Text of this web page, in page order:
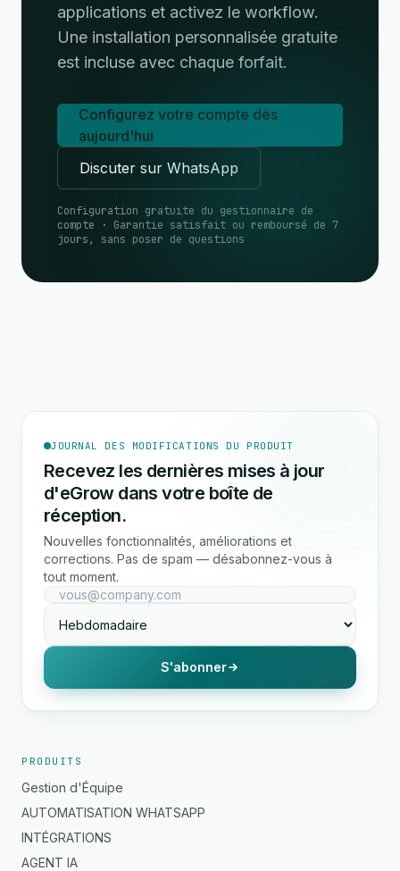
applications et activez le workflow.
Une installation personnalisée gratuite
est incluse avec chaque forfait.
Configurez votre compte dès
aujourd'hui
Discuter sur WhatsApp
Configuration gratuite du gestionnaire de
compte · Garantie satisfait ou remboursé de 7
jours, sans poser de questions
JOURNAL DES MODIFICATIONS DU PRODUIT
Recevez les dernières mises à jour
d'eGrow dans votre boîte de
réception.
Nouvelles fonctionnalités, améliorations et
corrections. Pas de spam — désabonnez-vous à
tout moment.
S'abonner
PRODUITS
Gestion d'Équipe
AUTOMATISATION WHATSAPP
INTÉGRATIONS
AGENT IA